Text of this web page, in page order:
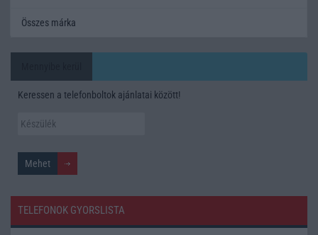
Összes márka
Keressen a telefonboltok ajánlatai között!
TELEFONOK GYORSLISTA